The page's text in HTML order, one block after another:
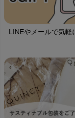
LINEやメールで気軽